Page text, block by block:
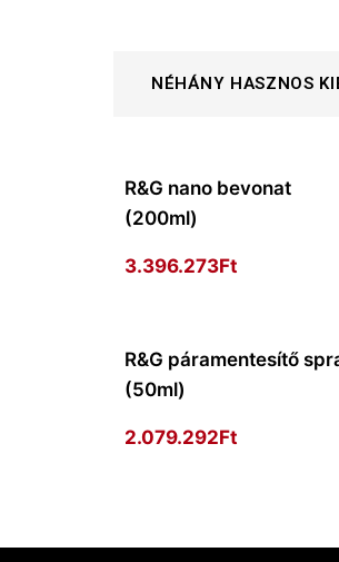
NÉHÁNY HASZNOS
R&G nano bevonat
(200ml)
3.396.273Ft
R&G páramentesítő
(50ml)
2.079.292Ft